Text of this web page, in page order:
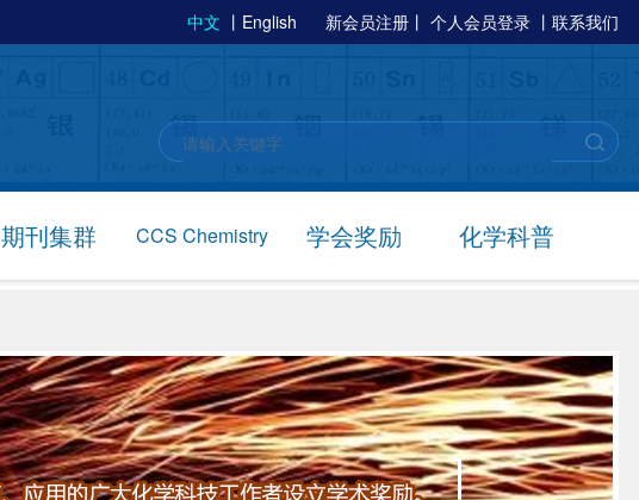
中文 丨 English 新会员注册 丨 个人会员登录 丨 联系我们
期刊集群 CCS Chemistry 学会奖励 化学科普